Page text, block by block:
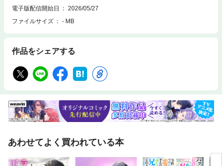
電子版配信開始日
2026/05/27
ファイルサイズ
- MB
作品をシェアする
あわせてよく買われている本